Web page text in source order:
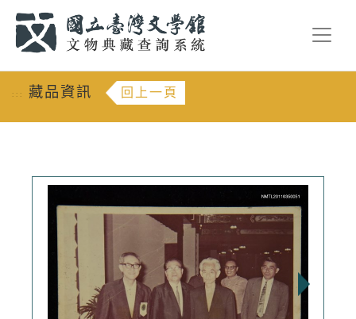
::: 藏品資訊 回上一頁